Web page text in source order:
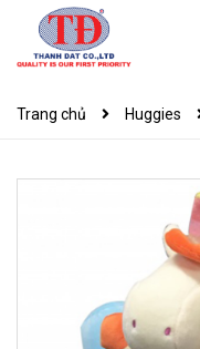
Trang chủ Huggies